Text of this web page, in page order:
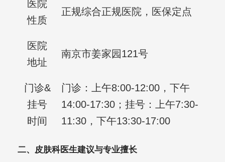
医院
性质
正规综合正规医院，医保定点
医院
地址
南京市姜家园121号
门诊&
挂号
时间
门诊：上午8:00-12:00，下午
14:00-17:30；挂号：上午7:30-
11:30，下午13:30-17:00
二、皮肤科医生建议与专业擅长